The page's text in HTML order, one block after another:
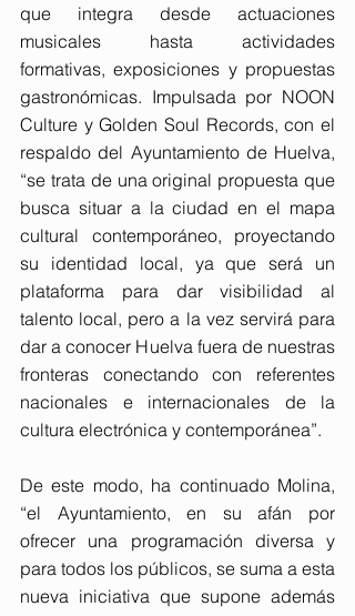
que integra desde actuaciones
musicales hasta actividades
formativas, exposiciones y propuestas
gastronómicas. Impulsada por NOON
Culture y Golden Soul Records, con el
respaldo del Ayuntamiento de Huelva,
“se trata de una original propuesta que
busca situar a la ciudad en el mapa
cultural contemporáneo, proyectando
su identidad local, ya que será un
plataforma para dar visibilidad al
talento local, pero a la vez servirá para
dar a conocer Huelva fuera de nuestras
fronteras conectando con referentes
nacionales e internacionales de la
cultura electrónica y contemporánea”.
De este modo, ha continuado Molina,
“el Ayuntamiento, en su afán por
ofrecer una programación diversa y
para todos los públicos, se suma a esta
nueva iniciativa que supone además